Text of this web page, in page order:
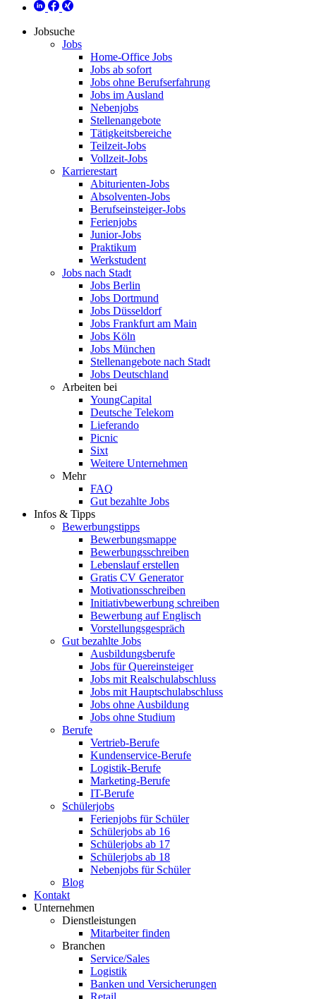
Jobsuche
Jobs
Home-Office Jobs
Jobs ab sofort
Jobs ohne Berufserfahrung
Jobs im Ausland
Nebenjobs
Stellenangebote
Tätigkeitsbereiche
Teilzeit-Jobs
Vollzeit-Jobs
Karrierestart
Abiturienten-Jobs
Absolventen-Jobs
Berufseinsteiger-Jobs
Ferienjobs
Junior-Jobs
Praktikum
Werkstudent
Jobs nach Stadt
Jobs Berlin
Jobs Dortmund
Jobs Düsseldorf
Jobs Frankfurt am Main
Jobs Köln
Jobs München
Stellenangebote nach Stadt
Jobs Deutschland
Arbeiten bei
YoungCapital
Deutsche Telekom
Lieferando
Picnic
Sixt
Weitere Unternehmen
Mehr
FAQ
Gut bezahlte Jobs
Infos & Tipps
Bewerbungstipps
Bewerbungsmappe
Bewerbungsschreiben
Lebenslauf erstellen
Gratis CV Generator
Motivationsschreiben
Initiativbewerbung schreiben
Bewerbung auf Englisch
Vorstellungsgespräch
Gut bezahlte Jobs
Ausbildungsberufe
Jobs für Quereinsteiger
Jobs mit Realschulabschluss
Jobs mit Hauptschulabschluss
Jobs ohne Ausbildung
Jobs ohne Studium
Berufe
Vertrieb-Berufe
Kundenservice-Berufe
Logistik-Berufe
Marketing-Berufe
IT-Berufe
Schülerjobs
Ferienjobs für Schüler
Schülerjobs ab 16
Schülerjobs ab 17
Schülerjobs ab 18
Nebenjobs für Schüler
Blog
Kontakt
Unternehmen
Dienstleistungen
Mitarbeiter finden
Branchen
Service/Sales
Logistik
Banken und Versicherungen
Retail